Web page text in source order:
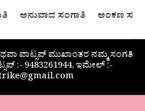
ಅನುವಾದ ಸಂಗಾತಿ ಅಂಕಣ
ವಾಟ್ಸಪ್ ಮುಖಾಂತರ ನಮ್ಮ ಸಂಗತಿ
:- 9483261944, ಇಮೇಲ್ :-